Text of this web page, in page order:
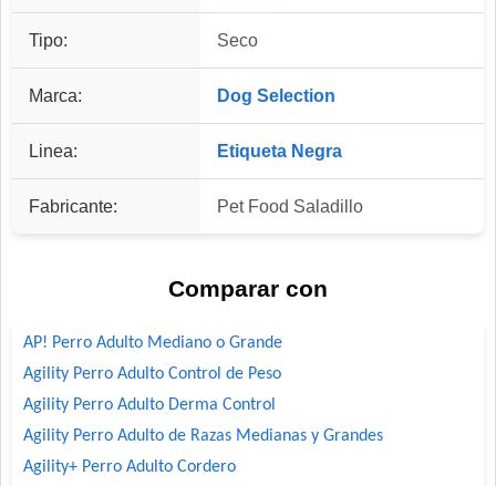
Tipo: Seco
Marca: Dog Selection
Linea: Etiqueta Negra
Fabricante: Pet Food Saladillo
Comparar con
AP! Perro Adulto Mediano o Grande
Agility Perro Adulto Control de Peso
Agility Perro Adulto Derma Control
Agility Perro Adulto de Razas Medianas y Grandes
Agility+ Perro Adulto Cordero